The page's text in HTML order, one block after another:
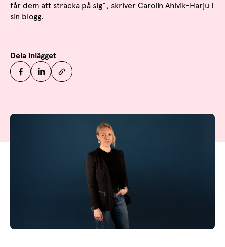
får dem att sträcka på sig”, skriver Carolin Ahlvik-Harju i
sin blogg.
Dela inlägget